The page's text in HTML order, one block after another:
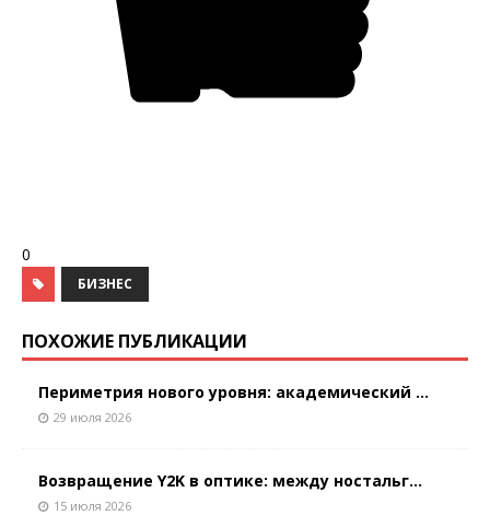
0
БИЗНЕС
ПОХОЖИЕ ПУБЛИКАЦИИ
Периметрия нового уровня: академический ...
29 июля 2026
Возвращение Y2K в оптике: между ностальг...
15 июля 2026